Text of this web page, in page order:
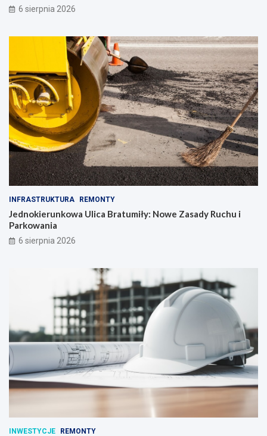
6 sierpnia 2026
INFRASTRUKTURA REMONTY
Jednokierunkowa Ulica Bratumiły: Nowe Zasady Ruchu i
Parkowania
6 sierpnia 2026
INWESTYCJE REMONTY